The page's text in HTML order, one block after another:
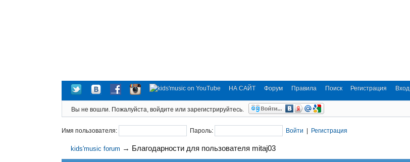
НА САЙТ Форум Правила Поиск Регистрация Вход
Вы не вошли. Пожалуйста, войдите или зарегистрируйтесь.
Имя пользователя: Пароль: Войти | Регистрация
kids'music forum → Благодарности для пользователя mitaj03